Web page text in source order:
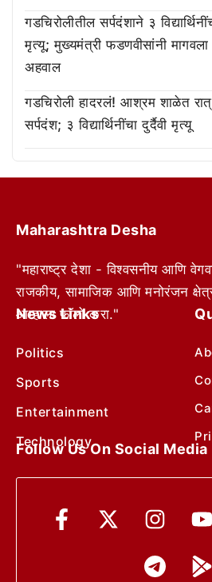
गडचिरोलीतील सर्पदंशाने ३
मृत्यू; मुख्यमंत्री फडणवीसांनी मागवला
अहवाल
गडचिरोली हादरलं! आश्रम शाळेत
सर्पदंश; ३ विद्यार्थिनींचा दुर्दैवी मृत्यू
Maharashtra Desha
"महाराष्ट्र देशा - विश्वसनीय आणि
राजकीय, सामाजिक आणि मनोरंजन
आम्हाला फॉलो करा."
News Links
Politics
Sports
Entertainment
Technology
Follow Us On Social Media